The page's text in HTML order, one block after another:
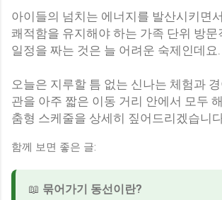
아이들의 넘치는 에너지를 발산시키면
쾌적함을 유지해야 하는 가족 단위 방문
일정을 짜는 것은 늘 어려운 숙제인데요.
오늘은 지루할 틈 없는 신나는 체험과
관을 아주 짧은 이동 거리 안에서 모두
춤형 스케줄을 상세히 짚어드리겠습니
함께 보면 좋은 글:
📖 묶어가기 동선이란?